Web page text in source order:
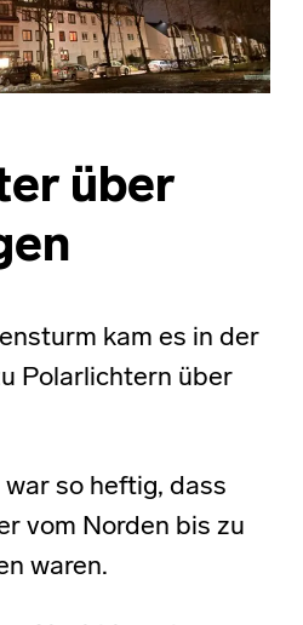
über
kam es in der
Polarlichtern über
so heftig, dass
vom Norden bis zu
waren.